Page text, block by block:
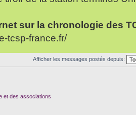
sur la chronologie des
tcsp-france.fr/
Afficher les messages postés depuis:
et des associations